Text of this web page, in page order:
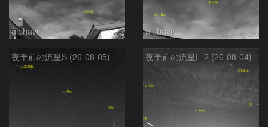
alphavir alphavir
夜半前の流星S (26-08-05) 夜半前の流星E-2 (26-08-04)